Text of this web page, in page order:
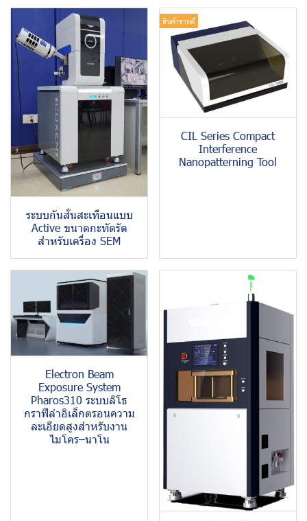
ระบบกันสั่นสะเทือนแบบ
Active ขนาดกะทัดรัด
สำหรับเครื่อง SEM
สินค้าขายดี
CIL Series Compact
Interference
Nanopatterning Tool
Electron Beam
Exposure System
Pharos310 ระบบลิโธ
กราฟีลำอิเล็กตรอนความ
ละเอียดสูงสำหรับงาน
ไมโคร–นาโน